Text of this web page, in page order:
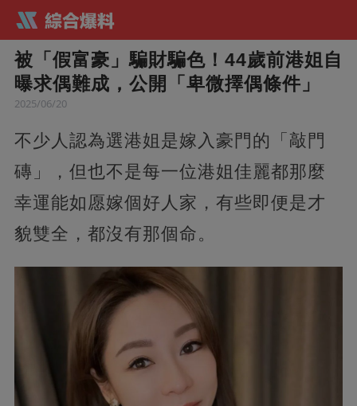
被「假富豪」騙財騙色！44歲前港姐自
曝求偶難成，公開「卑微擇偶條件」
2025/06/20
不少人認為選港姐是嫁入豪門的「敲門
磚」，但也不是每一位港姐佳麗都那麼
幸運能如愿嫁個好人家，有些即便是才
貌雙全，都沒有那個命。